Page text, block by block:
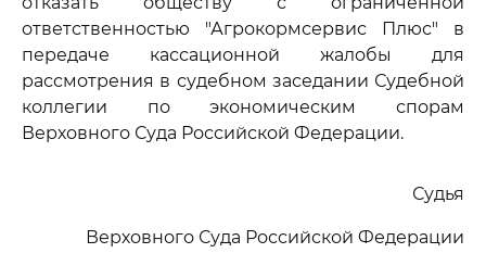
ответственностью "Агрокормсервис Плюс" в
передаче кассационной жалобы для
рассмотрения в судебном заседании Судебной
коллегии по экономическим спорам
Верховного Суда Российской Федерации.
Судья
Верховного Суда Российской Федерации